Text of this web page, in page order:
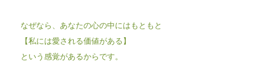
なぜなら、あなたの心の中にはもともと
【私には愛される価値がある】
という感覚があるからです。